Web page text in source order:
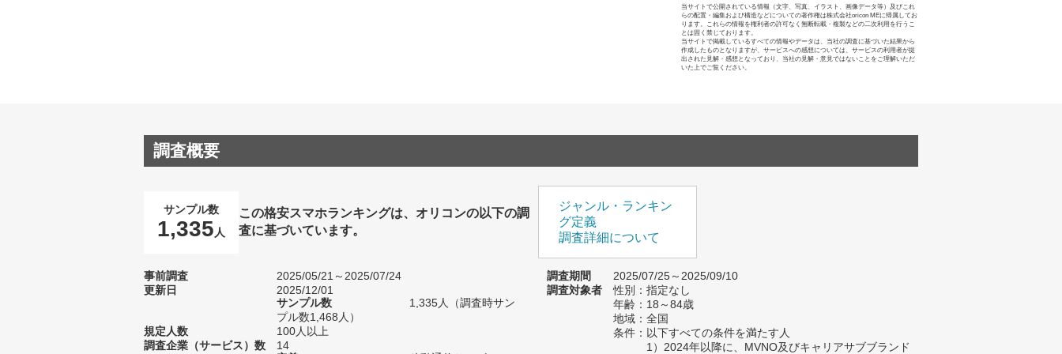
当サイトで公開されている情報（文字、写真、イラスト、画像データ等）及びこれ
らの配置・編集および構造などについての著作権は株式会社oricon MEに帰属してお
ります。これらの情報を権利者の許可なく無断転載・複製などの二次利用を行うこ
とは固く禁じております。
当サイトで掲載しているすべての情報やデータは、当社の調査に基づいた結果から
作成したものとなりますが、サービスへの感想については、サービスの利用者が提
出された見解・感想となっており、当社の見解・意見ではないことをご理解いただ
いた上でご覧ください。
調査概要
サンプル数
1,335 人
この格安スマホランキングは、オリコンの以下の調
査に基づいています。
ジャンル・ランキン
グ定義
調査詳細について
事前調査
2025/05/21～2025/07/24
更新日
2025/12/01
サンプル数
1,335人（調査時サン
プル数1,468人）
規定人数
100人以上
調査企業（サービス）数
14
調査期間
2025/07/25～2025/09/10
調査対象者
性別：指定なし
年齢：18～84歳
地域：全国
条件：以下すべての条件を満たす人
1）2024年以降に、MVNO及びキャリアサブブランド